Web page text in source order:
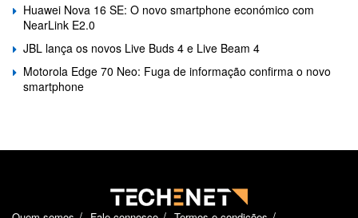
Huawei Nova 16 SE: O novo smartphone económico com
NearLink E2.0
JBL lança os novos Live Buds 4 e Live Beam 4
Motorola Edge 70 Neo: Fuga de informação confirma o novo
smartphone